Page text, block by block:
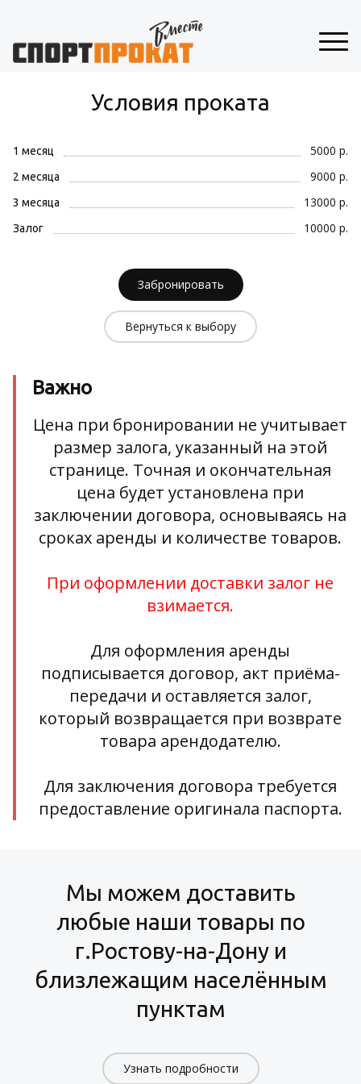
Условия проката
1 месяц 5000 р.
2 месяца 9000 р.
3 месяца 13000 р.
Залог 10000 р.
Забронировать
Вернуться к выбору
Важно
Цена при бронировании не учитывает
размер залога, указанный на этой
странице. Точная и окончательная
цена будет установлена при
заключении договора, основываясь на
сроках аренды и количестве товаров.
При оформлении доставки залог не
взимается.
Для оформления аренды
подписывается договор, акт приёма-
передачи и оставляется залог,
который возвращается при возврате
товара арендодателю.
Для заключения договора требуется
предоставление оригинала паспорта.
Мы можем доставить
любые наши товары по
г.Ростову-на-Дону и
близлежащим населённым
пунктам
Узнать подробности